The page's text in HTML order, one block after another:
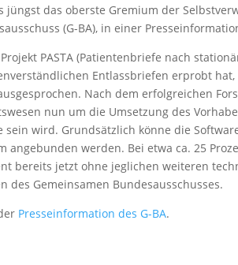
das oberste Gremium der
(G-BA), in einer
PASTA (Patientenbriefe nach
Entlassbriefen erprobt
Nach dem erfolgreichen
nun um die Umsetzung des
wird. Grundsätzlich könne die
werden. Bei etwa ca. 25
bereits jetzt ohne jeglichen weiteren
des Gemeinsamen Bundesausschusses.
Presseinformation des G-BA.